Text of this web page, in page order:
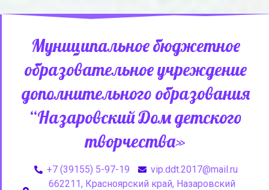
Муниципальное бюджетное
образовательное учреждение
дополнительного образования
“Назаровский Дом детского
творчества»
+7 (39155) 5-97-19
vip.ddt.2017@mail.ru
662211, Красноярский край, Назаровский